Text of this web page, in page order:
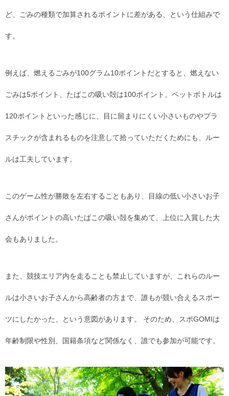
ど、ごみの種類で加算されるポイントに差がある、という仕組みで
す。
例えば、燃えるごみが100グラム10ポイントだとすると、燃えない
ごみは5ポイント、たばこの吸い殻は100ポイント、ペットボトルは
120ポイントといった感じに、目に留まりにくい小さいものやプラ
スチックが含まれるものを注意して拾っていただくためにも、ルー
ルは工夫しています。
このゲーム性が勝敗を左右することもあり、目線の低い小さいお子
さんがポイントの高いたばこの吸い殻を集めて、上位に入賞した大
会もありました。
また、競技エリア内を走ることも禁止していますが、これらのルー
ルは小さいお子さんから高齢者の方まで、誰もが競い合えるスポー
ツにしたかった、という意図があります。 そのため、スポGOMIは
年齢制限や性別、国籍条項など関係なく、誰でも参加が可能です。